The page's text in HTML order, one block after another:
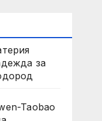
за
Taobao